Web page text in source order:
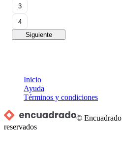
3
4
Siguiente
Inicio
Ayuda
Términos y condiciones
© Encuadrado
reservados